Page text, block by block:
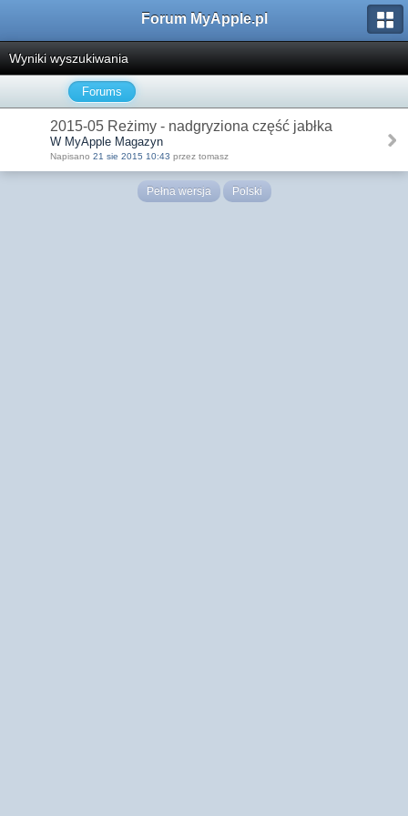
Forum MyApple.pl
Wyniki wyszukiwania
Forums
2015-05 Reżimy - nadgryziona część jabłka
W MyApple Magazyn
Napisano 21 sie 2015 10:43 przez tomasz
Pełna wersja Polski